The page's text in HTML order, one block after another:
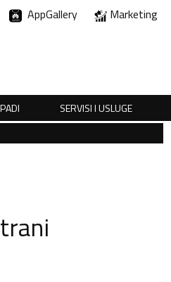
AppGallery Marketing
SERVISI I USLUGE